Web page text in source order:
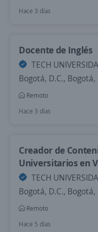
Hace 3 días
Docente de Inglés
TECH
Bogotá, D.C., Bogotá,
Remoto
Hace 3 días
Creador de
Universitarios en
TECH
Bogotá, D.C., Bogotá,
Remoto
Hace 5 días